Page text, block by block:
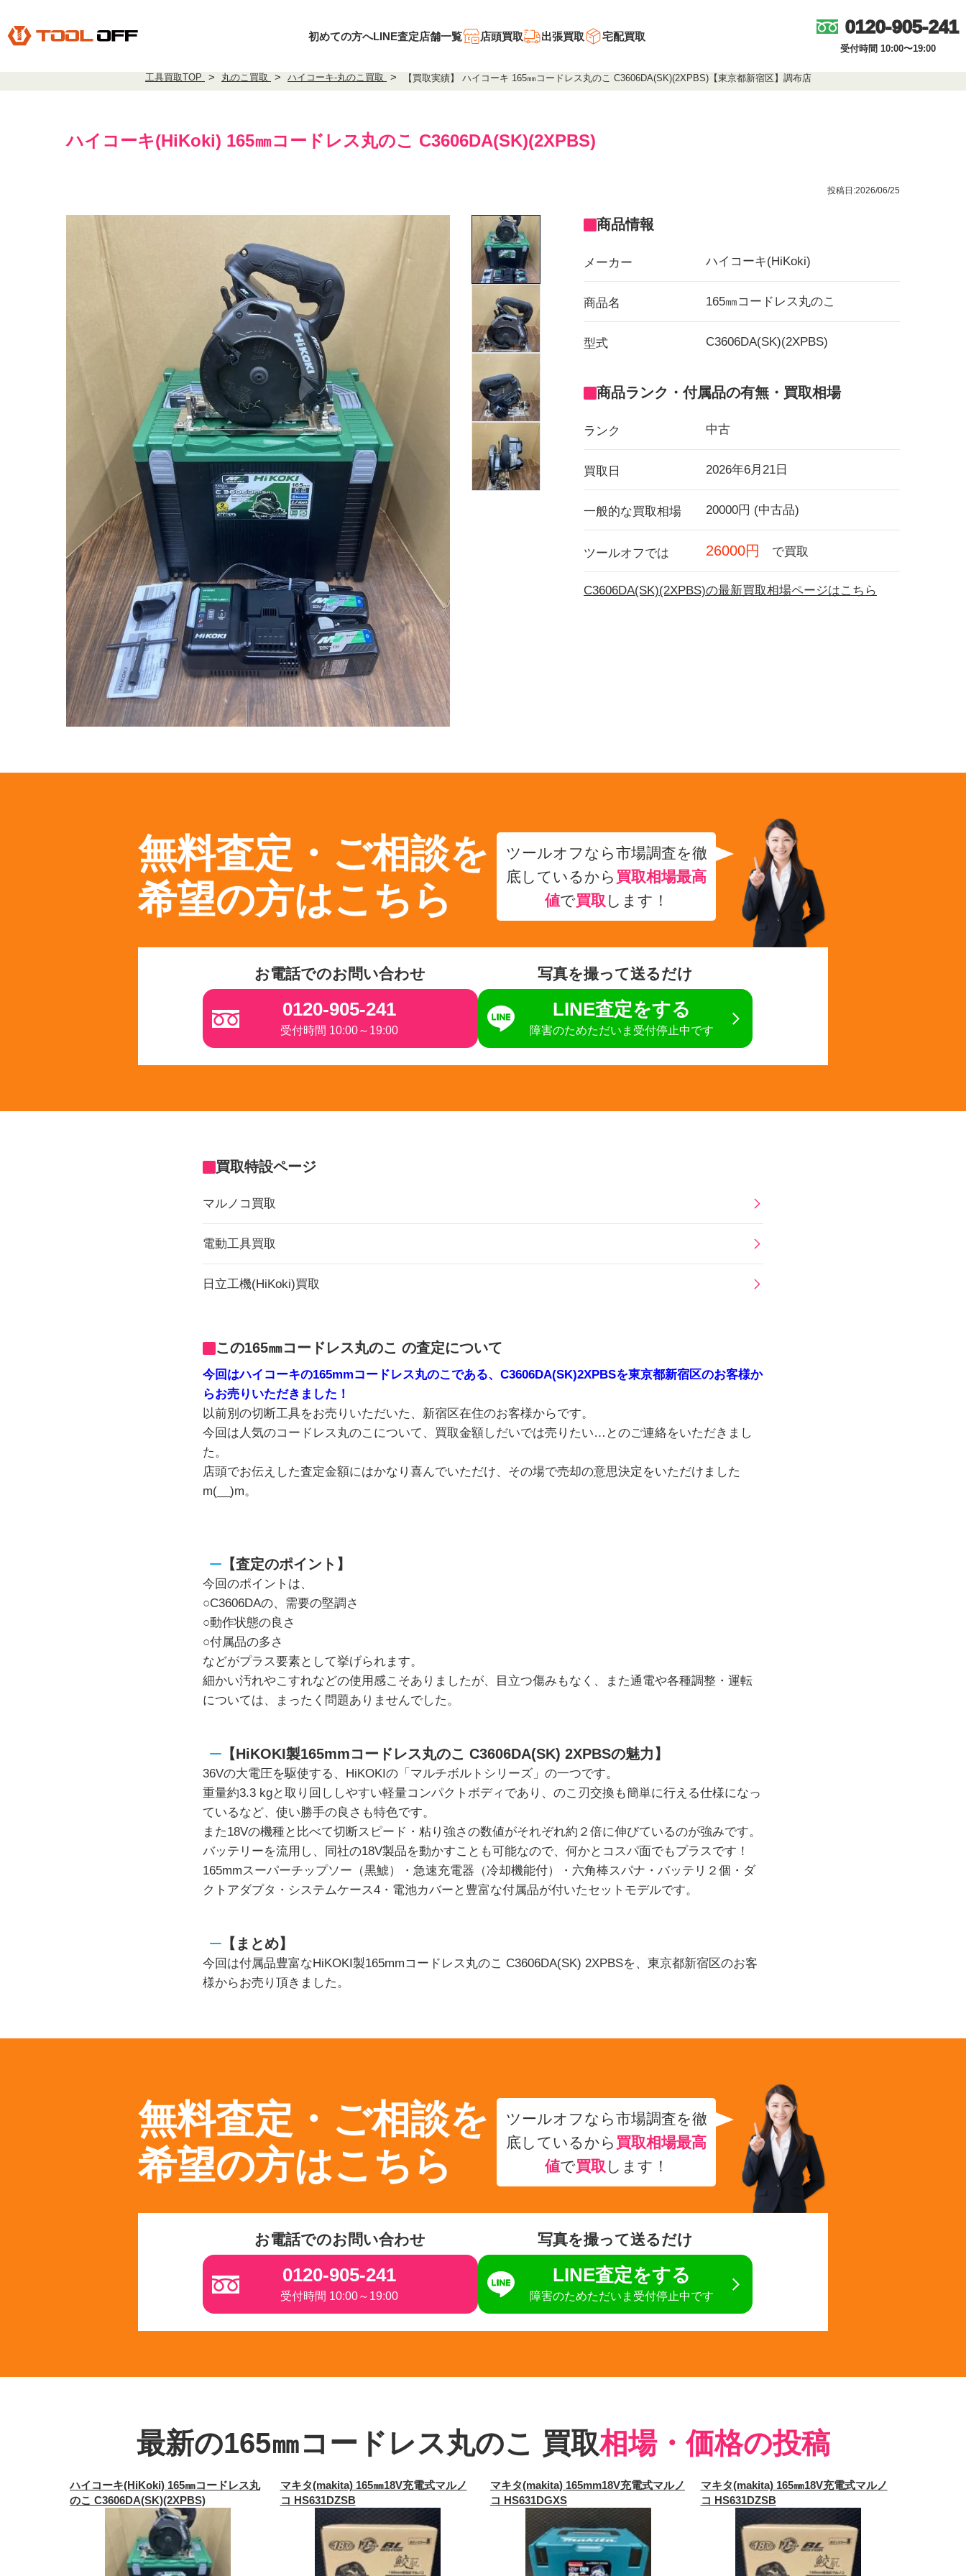
初めての方へLINE査定店舗一覧 店頭買取 出張買取 宅配買取 0120-905-241
受付時間 10:00〜19:00
工具買取TOP 丸のこ買取 ハイコーキ-丸のこ買取 【買取実績】 ハイコーキ 165㎜コードレス丸のこ C3606DA(SK)(2XPBS)【東京都新宿区】調布店
ハイコーキ(HiKoki) 165㎜コードレス丸のこ C3606DA(SK)(2XPBS)
投稿日:2026/06/25
商品情報
メーカー ハイコーキ(HiKoki)
商品名 165㎜コードレス丸のこ
型式 C3606DA(SK)(2XPBS)
商品ランク・付属品の有無・買取相場
ランク 中古
買取日 2026年6月21日
一般的な買取相場 20000円 (中古品)
ツールオフでは 26000円 で買取
C3606DA(SK)(2XPBS)の最新買取相場ページはこちら
無料査定・ご相談を
希望の方はこちら
ツールオフなら市場調査を徹
底しているから 買取相場最高
値で買取 します！
お電話でのお問い合わせ
0120-905-241
受付時間 10:00～19:00
写真を撮って送るだけ
LINE査定をする
障害のためただいま受付停止中です
買取特設ページ
マルノコ買取
電動工具買取
日立工機(HiKoki)買取
この165㎜コードレス丸のこ の査定について
今回はハイコーキの165mmコードレス丸のこである、C3606DA(SK)2XPBSを東京都新宿区のお客様か
らお売りいただきました！
以前別の切断工具をお売りいただいた、新宿区在住のお客様からです。
今回は人気のコードレス丸のこについて、買取金額しだいでは売りたい…とのご連絡をいただきまし
た。
店頭でお伝えした査定金額にはかなり喜んでいただけ、その場で売却の意思決定をいただけました
m(__)m。
【査定のポイント】
今回のポイントは、
○C3606DAの、需要の堅調さ
○動作状態の良さ
○付属品の多さ
などがプラス要素として挙げられます。
細かい汚れやこすれなどの使用感こそありましたが、目立つ傷みもなく、また通電や各種調整・運転
については、まったく問題ありませんでした。
【HiKOKI製165mmコードレス丸のこ C3606DA(SK) 2XPBSの魅力】
36Vの大電圧を駆使する、HiKOKIの「マルチボルトシリーズ」の一つです。
重量約3.3 kgと取り回ししやすい軽量コンパクトボディであり、のこ刃交換も簡単に行える仕様になっ
ているなど、使い勝手の良さも特色です。
また18Vの機種と比べて切断スピード・粘り強さの数値がそれぞれ約２倍に伸びているのが強みです。
バッテリーを流用し、同社の18V製品を動かすことも可能なので、何かとコスパ面でもプラスです！
165mmスーパーチップソー（黒鯱）・急速充電器（冷却機能付）・六角棒スパナ・バッテリ２個・ダ
クトアダプタ・システムケース4・電池カバーと豊富な付属品が付いたセットモデルです。
【まとめ】
今回は付属品豊富なHiKOKI製165mmコードレス丸のこ C3606DA(SK) 2XPBSを、東京都新宿区のお客
様からお売り頂きました。
無料査定・ご相談を
希望の方はこちら
ツールオフなら市場調査を徹
底しているから 買取相場最高
値で買取 します！
お電話でのお問い合わせ
0120-905-241
受付時間 10:00～19:00
写真を撮って送るだけ
LINE査定をする
障害のためただいま受付停止中です
最新の165㎜コードレス丸のこ 買取相場・価格の投稿
ハイコーキ(HiKoki) 165㎜コードレス丸
のこ C3606DA(SK)(2XPBS)
マキタ(makita) 165㎜18V充電式マルノ
コ HS631DZSB
マキタ(makita) 165mm18V充電式マルノ
コ HS631DGXS
マキタ(makita) 165㎜18V充電式マルノ
コ HS631DZSB